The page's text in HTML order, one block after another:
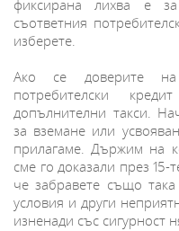
фиксирана лихва е
съответния
изберете.
Ако се доверите
потребителски
допълнителни такси.
за вземане или
прилагаме. Държим на
сме го доказали през 15-
че забравете също
условия и други
изненади със сигурност